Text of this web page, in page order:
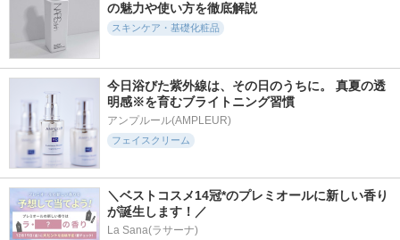
6.3
648件
ビタ３セラム
ooznary
5.7
243件
ファイン100
imini (イミニ)
の魅力や使い方を徹底解説
スキンケア・基礎化粧品
今日浴びた紫外線は、その日のうちに。 真夏の透
明感※を育むブライトニング習慣
アンプルール(AMPLEUR)
フェイスクリーム
＼ベストコスメ14冠*のプレミオールに新しい香り
が誕生します！／
La Sana(ラサーナ)